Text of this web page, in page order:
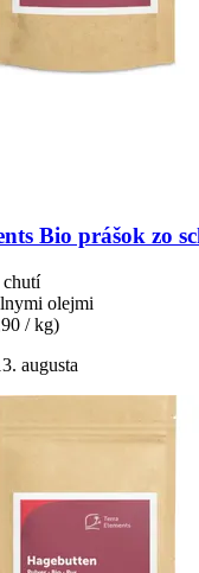
Bio prášok zo
chutí
olejmi
/ kg)
augusta